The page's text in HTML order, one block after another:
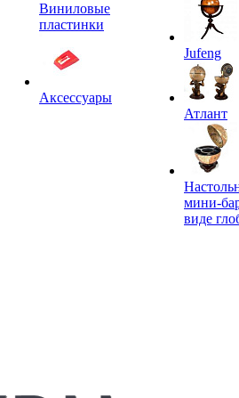
Виниловые
пластинки
Аксессуары
Jufeng
Атлант
мини-
виде